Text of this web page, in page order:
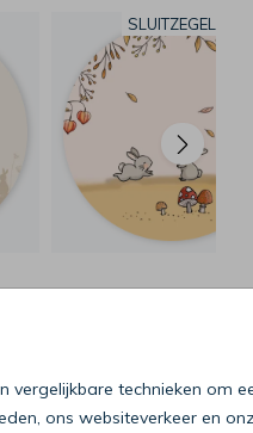
vergelijkbare technieken om
ons websiteverkeer en
SLUITZEGEL